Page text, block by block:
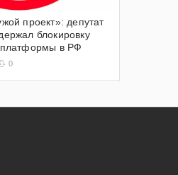
проект»: депутат
блокировку
платформы в РФ
0